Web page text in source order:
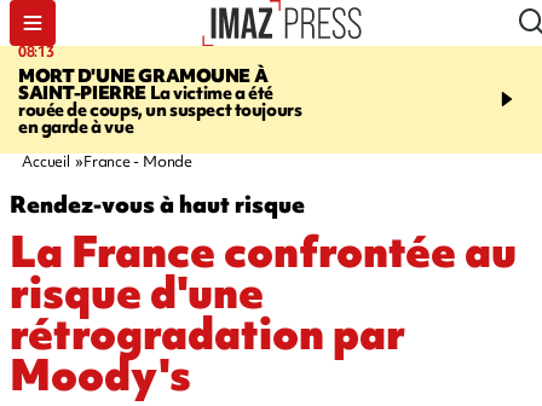
08:13
MORT D'UNE GRAMOUNE À
SAINT-PIERRELa victime a été
rouée de coups, un suspect toujours
en garde à vue
10:13
cycliste évacué en
après une collision
Accueil France - Monde
Rendez-vous à haut risque
La France confrontée au
risque d'une
rétrogradation par
Moody's